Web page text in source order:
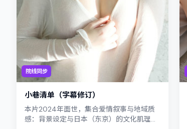
院线同步
小巷清单（字幕修订）
本片2024年面世，集合爱情叙事与地域质
感：背景设定与日本（东京）的文化肌理相